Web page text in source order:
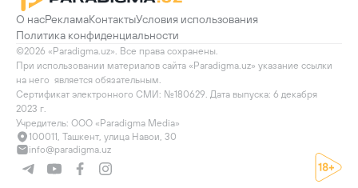
О насРекламаКонтактыУсловия использования
Политика конфиденциальности
©2026 «Paradigma.uz». Все права сохранены.
При использовании материалов сайта «Paradigma.uz» указание ссылки
на него  является обязательным.
Сертификат электронного СМИ: №180629. Дата выпуска: 6 декабря
2023 г.
Учредитель: ООО «Paradigma Media»
100011, Ташкент, улица Навои, 30
info@paradigma.uz